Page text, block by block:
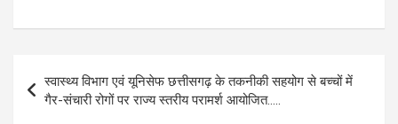
ce
o
se
g
at
s
A
e
gr
a
ail py
Li
n
ar
e
navigation
स्वास्थ्य विभाग एवं यूनिसेफ छत्तीसगढ़ के तकनीकी सहयोग से बच्चों में
गैर-संचारी रोगों पर राज्य स्तरीय परामर्श आयोजित…..